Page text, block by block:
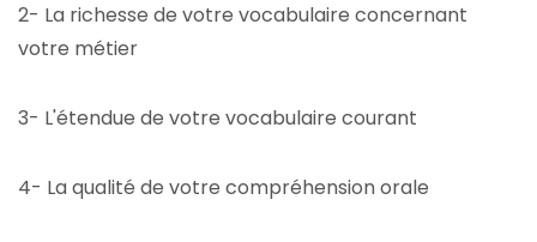
2- La richesse de votre vocabulaire concernant
votre métier
3- L'étendue de votre vocabulaire courant
4- La qualité de votre compréhension orale